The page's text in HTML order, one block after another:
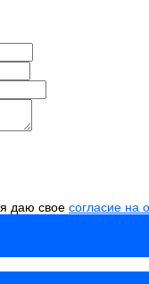
даю свое согласие на